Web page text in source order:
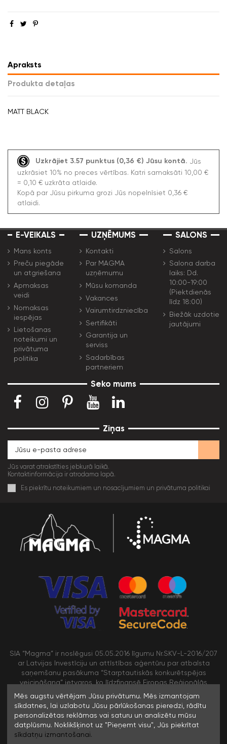
Apraksts
Produkta detaļas
MATT BLACK
Uzkrājiet 3.57 punktus (0,36 €) Jūsu kontā. Jūs
uzkrāsiet 10% no preces vērtības. Katri samaksāti 10,00 €
= 0,10 € uzkrāta atlaide.
Kopā par Jūsu pirkuma grozi Jūs nopelnīsiet 0,36 €
atlaidi.
E-VEIKALS
Mans konts
Preču piegāde
un atgriešana
Apmaksas
veidi
Nomaksas
iespējas
Lietošanas
noteikumi un
privātuma
politika
UZŅĒMUMS
Kontakti
Par MAGMA
uzņēmumu
Mūsu komanda
Vakances
Vairumtirdzniecība
Sertifikāti
Garantija un
serviss
Sadarbības
partneriem
SALONS
Salons
Salona darba
laiks: Dd.
10:00-19:00
(Piektdienās
līdz 18:00)
Biežāk uzdotie
jautājumi
Seko mums
Ziņas
Jūs varat atrakstīties jebkurā laikā.
Kontaktinformācija ir atrodama lapā.
Es piekrītu noteikumiem un nosacījumiem un privātuma politikai
SIA “Magma” ir noslēgusi 05.05.2016 līgumu Nr.SKV-L-2016/207
ar Latvijas Investīciju un attīstības aģentūru par atbalsta
saņemšanu pasākuma “Starptautiskās konkurētspējas
veicināšana” ietvaros, ko līdzfinansē Eiropas Reģionālās
attīstības fonds
Mēs augstu vērtējam Jūsu privātumu. Mēs izmantojam
sīkdatnes, lai uzlabotu Jūsu pārlūkošanas pieredzi, rādītu
personalizētas reklāmas vai saturu un analizētu mūsu
datplūsmu. Noklikšķinot uz "Pieņemt visu", Jūs piekrītat
sīkdatņu izmantošanai.